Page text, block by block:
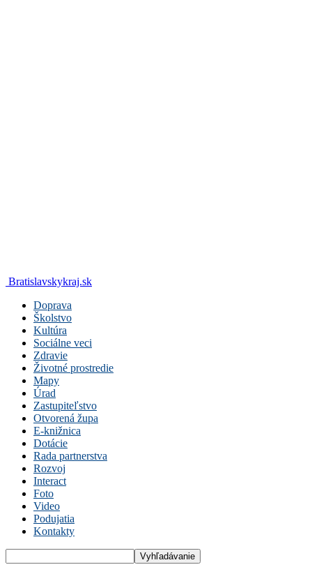
Bratislavskykraj.sk
Doprava
Školstvo
Kultúra
Sociálne veci
Zdravie
Životné prostredie
Mapy
Úrad
Zastupiteľstvo
Otvorená župa
E-knižnica
Dotácie
Rada partnerstva
Rozvoj
Interact
Foto
Video
Podujatia
Kontakty